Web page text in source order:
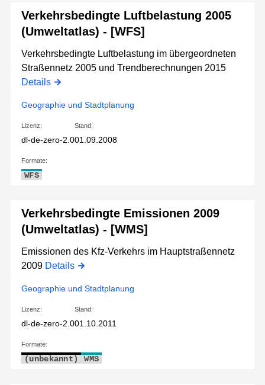
Verkehrsbedingte Luftbelastung 2005
(Umweltatlas) - [WFS]
Verkehrsbedingte Luftbelastung im übergeordneten
Straßennetz 2005 und Trendberechnungen 2015
Details
Geographie und Stadtplanung
Lizenz:
dl-de-zero-2.0
Stand:
01.09.2008
Formate:
WFS
Verkehrsbedingte Emissionen 2009
(Umweltatlas) - [WMS]
Emissionen des Kfz-Verkehrs im Hauptstraßennetz
2009 Details
Geographie und Stadtplanung
Lizenz:
dl-de-zero-2.0
Stand:
01.10.2011
Formate:
(unbekannt) WMS